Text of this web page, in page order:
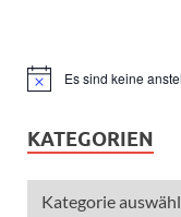
HinweisEs sind keine
KATEGORIEN